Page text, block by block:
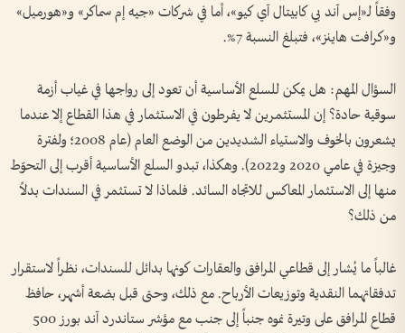
وفقاً لـ«إس آند بي كابيتال آي كيو»، أما في شركات «جيه إم سماكر» و«هورميل»
و«كرافت هاينز»، فتبلغ النسبة 7%.
السؤال المهم: هل يمكن للسلع الأساسية أن تعود إلى رواجها في غياب أزمة
سوقية حادة؟ إن المستثمرين لا يفرطون في الاستثمار في هذا القطاع إلا عندما
يشعرون بالخوف والاستياء الشديدين من الوضع العام (عام 2008؛ ولفترة
وجيزة في عامي 2020 و2022). وهكذا، تبدو السلع الأساسية أقرب إلى التحوّط
منها إلى الاستثمار المعاكس للاتجاه السائد. فلماذا لا تستثمر في السندات بدلاً
من ذلك؟
غالباً ما يُشار إلى قطاعي المرافق والعقارات كونها بدائل للسندات، نظراً لاستقرار
تدفقاتهما النقدية وتوزيعات الأرباح. مع ذلك، وحتى قبل بضعة أشهر، حافظ
قطاع المرافق على وتيرة نموه جنباً إلى جنب مع مؤشر ستاندرد آند بورز 500